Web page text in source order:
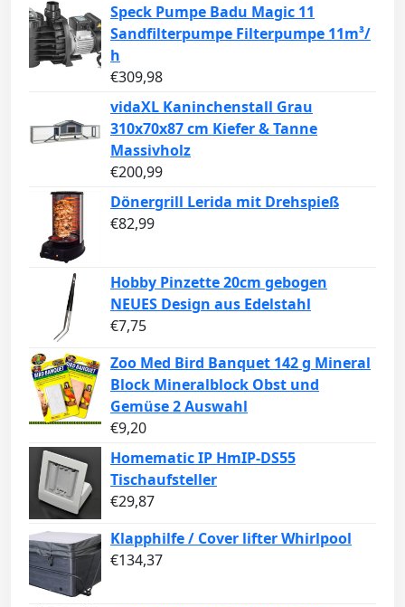
Speck Pumpe Badu Magic 11
Sandfilterpumpe Filterpumpe 11m³/
h
€309,98
vidaXL Kaninchenstall Grau
310x70x87 cm Kiefer & Tanne
Massivholz
€200,99
Dönergrill Lerida mit Drehspieß
€82,99
Hobby Pinzette 20cm gebogen
NEUES Design aus Edelstahl
€7,75
Zoo Med Bird Banquet 142 g Mineral
Block Mineralblock Obst und
Gemüse 2 Auswahl
€9,20
Homematic IP HmIP-DS55
Tischaufsteller
€29,87
Klapphilfe / Cover lifter Whirlpool
€134,37